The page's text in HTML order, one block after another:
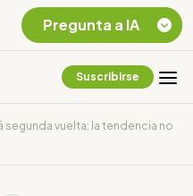
Suscribirse
segunda vuelta; la tendencia no
Pregunta a IA
Chevron Ecuador